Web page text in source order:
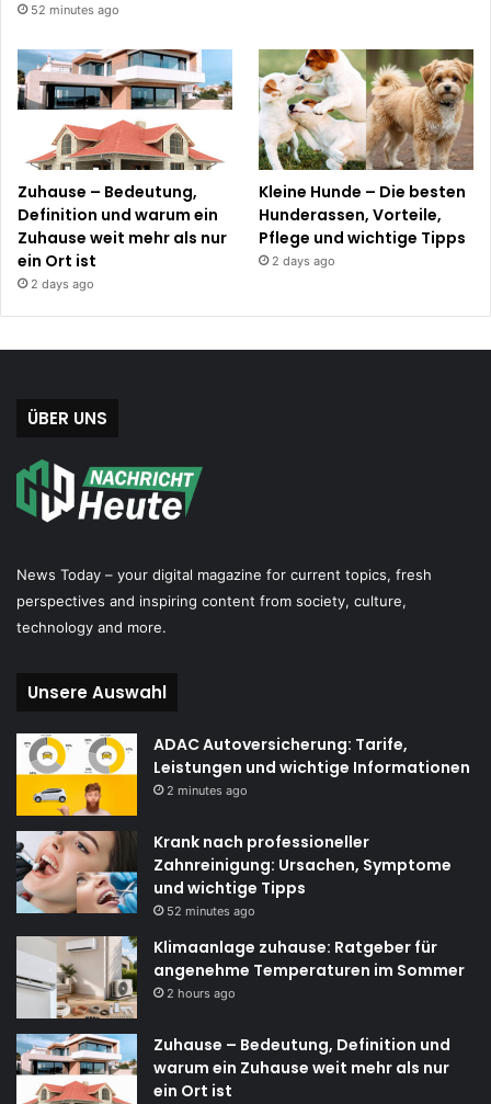
52 minutes ago
Zuhause – Bedeutung,
Definition und warum ein
Zuhause weit mehr als nur
ein Ort ist
2 days ago
Kleine Hunde – Die besten
Hunderassen, Vorteile,
Pflege und wichtige Tipps
2 days ago
ÜBER UNS
News Today – your digital magazine for current topics, fresh
perspectives and inspiring content from society, culture,
technology and more.
Unsere Auswahl
ADAC Autoversicherung: Tarife,
Leistungen und wichtige Informationen
2 minutes ago
Krank nach professioneller
Zahnreinigung: Ursachen, Symptome
und wichtige Tipps
52 minutes ago
Klimaanlage zuhause: Ratgeber für
angenehme Temperaturen im Sommer
2 hours ago
Zuhause – Bedeutung, Definition und
warum ein Zuhause weit mehr als nur
ein Ort ist